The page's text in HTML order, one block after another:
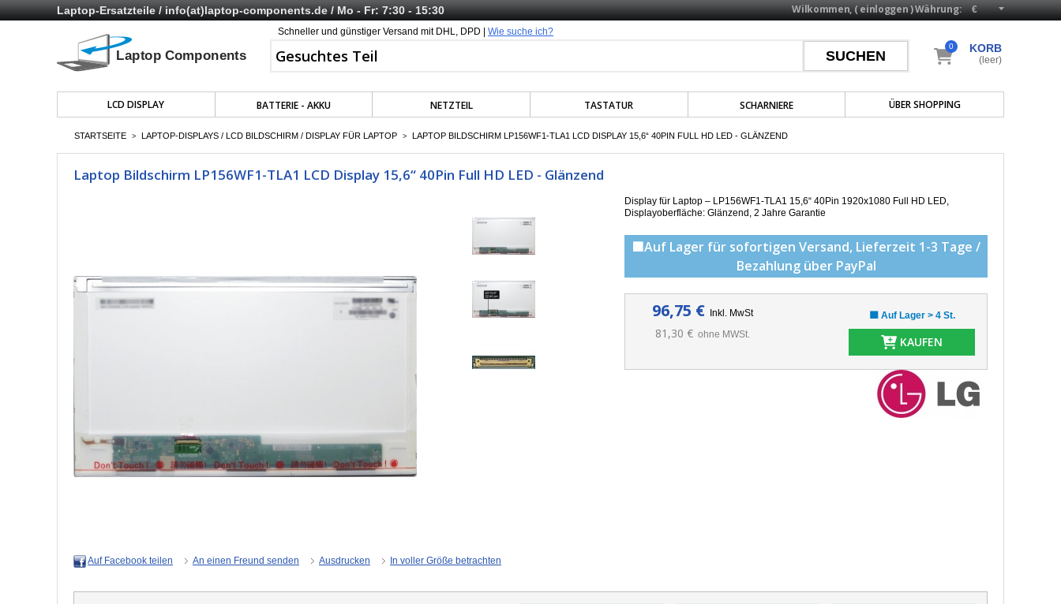
Laptop-Ersatzteile /info(at)laptop-components.de/ Mo - Fr: 7:30 - 15:30 Währung:
Wilkommen, (einloggen)
Schneller und günstiger Versand mit DHL, DPD | Wie suche ich?
LCD DISPLAY BATTERIE - AKKU NETZTEIL TASTATUR SCHARNIERE ÜBER SHOPPING
KORB
0
(leer)
STARTSEITE > LAPTOP-DISPLAYS / LCD BILDSCHIRM / DISPLAY FÜR LAPTOP > LAPTOP BILDSCHIRM LP156WF1-TLA1 LCD DISPLAY 15,6“ 40PIN FULL HD LED - GLÄNZEND
Laptop Bildschirm LP156WF1-TLA1 LCD Display 15,6“ 40Pin Full HD LED - Glänzend
Display für Laptop – LP156WF1-TLA1 15,6“ 40Pin 1920x1080 Full HD LED,
Displayoberfläche: Glänzend, 2 Jahre Garantie
🟩Auf Lager für sofortigen Versand, Lieferzeit 1-3 Tage /
Bezahlung über PayPal
96,75 € Inkl. MwSt
81,30 € ohne MWSt.
🟩 Auf Lager > 4 St.
KAUFEN
Auf Facebook teilen An einen Freund senden Ausdrucken In voller Größe betrachten